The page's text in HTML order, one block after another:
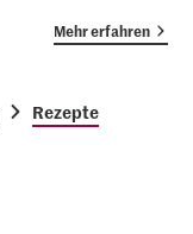
Mehr erfahren
Rezepte